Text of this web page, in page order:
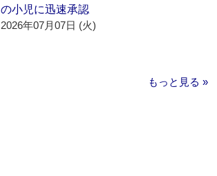
の小児に迅速承認
2026年07月07日 (火)
もっと見る »